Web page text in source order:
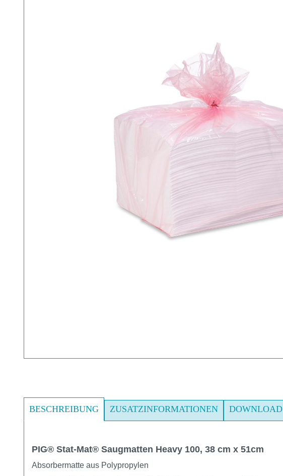
BESCHREIBUNG ZUSATZINFORMATIONEN DOWNLOAD
PIG® Stat-Mat® Saugmatten Heavy 100, 38 cm x 51cm
Absorbermatte aus Polypropylen